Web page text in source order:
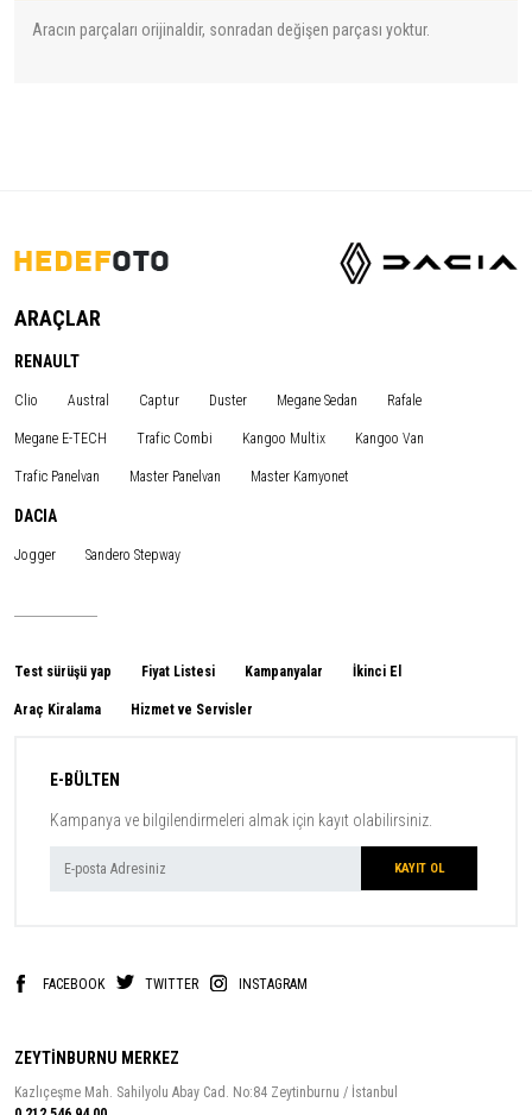
Aracın parçaları orijinaldir, sonradan değişen parçası yoktur.
ARAÇLAR
RENAULT
Clio Austral Captur Duster Megane Sedan Rafale
Megane E-TECH Trafic Combi Kangoo Multix Kangoo Van
Trafic Panelvan Master Panelvan Master Kamyonet
DACIA
Jogger Sandero Stepway
Test sürüşü yap Fiyat Listesi Kampanyalar İkinci El
Araç Kiralama Hizmet ve Servisler
E-BÜLTEN
Kampanya ve bilgilendirmeleri almak için kayıt olabilirsiniz.
FACEBOOK TWITTER INSTAGRAM
ZEYTİNBURNU MERKEZ
Kazlıçeşme Mah. Sahilyolu Abay Cad. No:84 Zeytinburnu / İstanbul